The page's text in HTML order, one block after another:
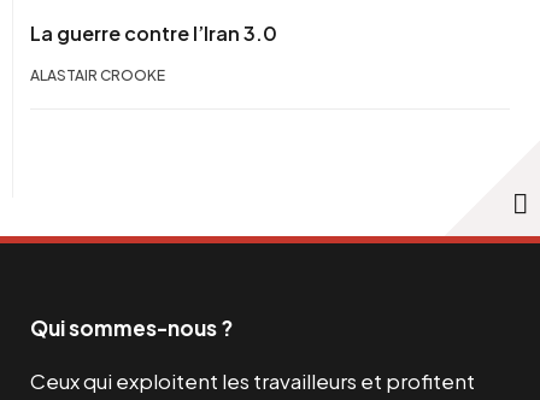
La guerre contre l’Iran 3.0
ALASTAIR CROOKE
Qui sommes-nous ?
Ceux qui exploitent les travailleurs et profitent